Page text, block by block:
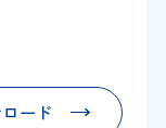
ード